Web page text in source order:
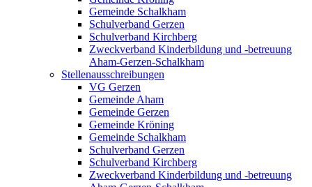
Gemeinde Schalkham
Schulverband Gerzen
Schulverband Kirchberg
Zweckverband Kinderbildung und -betreuung
Aham-Gerzen-Schalkham
Stellenausschreibungen
VG Gerzen
Gemeinde Aham
Gemeinde Gerzen
Gemeinde Kröning
Gemeinde Schalkham
Schulverband Gerzen
Schulverband Kirchberg
Zweckverband Kinderbildung und -betreuung